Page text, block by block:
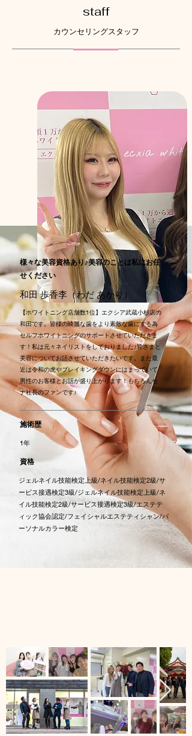
staff
カウンセリングスタッフ
様々な美容資格あり♪美容のことは私にお任
せください
和田 歩香李（わだ あかり）
【ホワイトニング店舗数1位】エクシア武蔵小杉店の
和田です。皆様の綺麗な歯をより素敵な歯にする為
セルフホワイトニングのサポートさせていただきま
す！私は元々ネイリストをしておりました♪皆さまと
美容についてお話させていただきたいです。また最
近は令和の虎やブレイキングダウンにはまっていて
男性のお客様とお話が盛り上がります！もちろんセ
ナ社長のファンです♪
施術歴
1年
資格
ジェルネイル技能検定上級/ネイル技能検定2級/サ
ービス接遇検定3級/ジェルネイル技能検定上級/ネ
イル技能検定2級/サービス接遇検定3級/エステテ
ィック協会認定/フェイシャルエステティシャン/パ
ーソナルカラー検定